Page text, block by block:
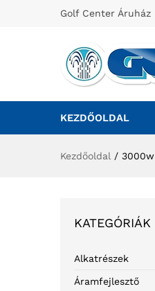
Golf Center Áruház
KEZDŐOLDAL
Kezdőoldal / 3000w
KATEGÓRIÁK
Alkatrészek
Áramfejlesztő